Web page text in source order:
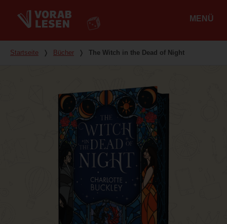
MENÜ
Du bist hier
Startseite ❭ Bücher ❭ The Witch in the Dead of Night